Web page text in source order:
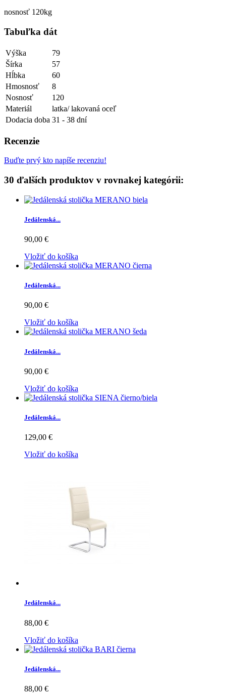
nosnosť 120kg
Tabuľka dát
Výška
79
Šírka
57
Hĺbka
60
Hmosnosť
8
Nosnosť
120
Materiál
latka/ lakovaná oceľ
Dodacia doba 31 - 38 dní
Recenzie
Buďte prvý kto napíše recenziu!
30 ďalších produktov v rovnakej kategórii:
Jedálenská...
90,00 €
Vložiť do košíka
Jedálenská...
90,00 €
Vložiť do košíka
Jedálenská...
90,00 €
Vložiť do košíka
Jedálenská...
129,00 €
Vložiť do košíka
Jedálenská...
88,00 €
Vložiť do košíka
Jedálenská...
88,00 €